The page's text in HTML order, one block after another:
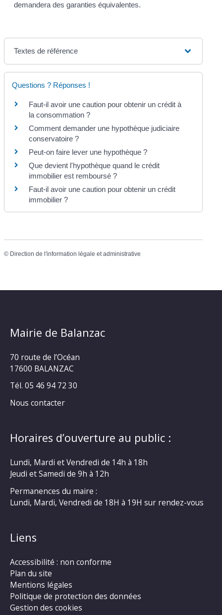
demandera des garanties équivalentes.
Textes de référence
Questions ? Réponses !
Faut-il avoir une caution pour obtenir un crédit à
la consommation ?
Comment demander une hypothèque judiciaire
conservatoire ?
Peut-on faire lever une hypothèque ?
Que devient l'hypothèque quand le crédit
immobilier est remboursé ?
Faut-il avoir une caution pour obtenir un crédit
immobilier ?
© Direction de l'information légale et administrative
Mairie de Balanzac
70 route de l’Océan
17600 BALANZAC
Tél. 05 46 94 72 30
Nous contacter
Horaires d’ouverture au public :
Lundi, Mardi et Vendredi de 14h à 18h
Jeudi et Samedi de 9h à 12h
Permanences du maire :
Lundi, Mardi, Vendredi de 18H à 19H sur rendez-vous
Liens
Accessibilité : non conforme
Plan du site
Mentions légales
Politique de protection des données
Gestion des cookies